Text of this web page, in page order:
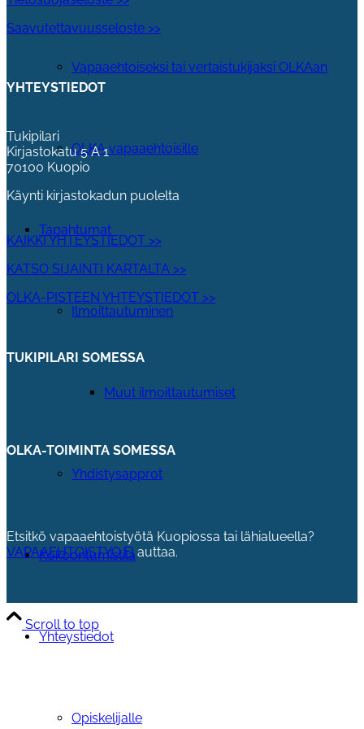
Vapaaehtoiseksi tai vertaistukijaksi OLKAan
OLKA vapaaehtoisille
Tapahtumat
Ilmoittautuminen
Muut ilmoittautumiset
Yhdistysapprot
Kokoontumistila
Yhteystiedot
Opiskelijalle
Saavutettavuusseloste >>
YHTEYSTIEDOT
Tukipilari
Kirjastokatu 5 A 1
70100 Kuopio
Käynti kirjastokadun puolelta
KAIKKI YHTEYSTIEDOT >>
KATSO SIJAINTI KARTALTA >>
OLKA-PISTEEN YHTEYSTIEDOT >>
TUKIPILARI SOMESSA
OLKA-TOIMINTA SOMESSA
Etsitkö vapaaehtoistyötä Kuopiossa tai lähialueella?
VAPAAEHTOISTYO.FIauttaa.
Scroll to top